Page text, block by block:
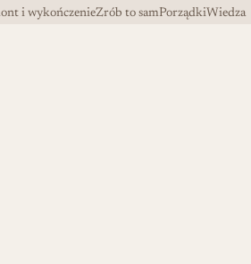
i wykończenieZrób to samPorządkiWiedza